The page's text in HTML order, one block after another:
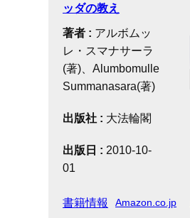
ッダの教え
著者 : アルボムッ
レ・スマナサーラ
(著)、Alumbomulle
Summanasara(著)
出版社 : 大法輪閣
出版日 : 2010-10-
01
書籍情報 Amazon.co.jp